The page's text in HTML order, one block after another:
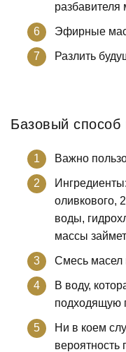
разбавителя
Эфирные
Разлить
Базовый
Важно
оливкового,
воды,
массы
Смесь масел
В воду,
подходящую
Ни в коем
вероятность